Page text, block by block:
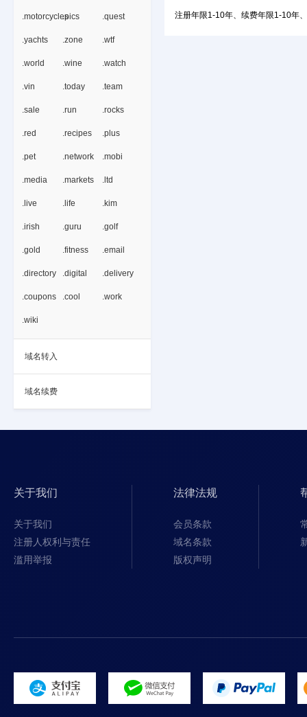
.motorcycles.pics .quest
.yachts .zone .wtf
.world .wine .watch
.vin .today .team
.sale .run .rocks
.red .recipes .plus
.pet .network .mobi
.media .markets .ltd
.live .life .kim
.irish .guru .golf
.gold .fitness .email
.directory .digital .delivery
.coupons .cool .work
.wiki
域名转入
域名续费
注册年限1-10年、续费年限1-10年
关于我们
关于我们
注册人权利与责任
滥用举报
法律法规
会员条款
域名条款
版权声明